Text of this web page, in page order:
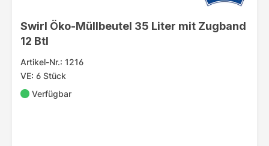
Swirl Öko-Müllbeutel 35 Liter mit Zugband
12 Btl
Artikel-Nr.: 1216
VE: 6 Stück
Verfügbar